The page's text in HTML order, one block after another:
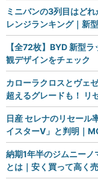
ミニバンの3列目はど
レンジランキング｜新
【全72枚】BYD 新型
観デザインをチェック
カローラクロスとヴェ
超えるグレードも！ リ
日産 セレナのリセール
イスターV」と判明｜
納期1年半のジムニー
とは｜安く買って高く